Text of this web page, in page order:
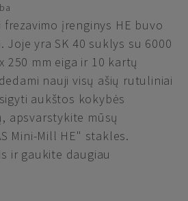
frezavimo įrenginys HE buvo
Joje yra SK 40 suklys su 6000
250 mm eiga ir 10 kartų
nauji visų ašių rutuliniai
aukštos kokybės
apsvarstykite mūsų
Mini-Mill HE" stakles.
ir gaukite daugiau